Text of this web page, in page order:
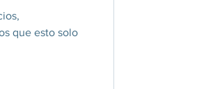
que esto solo